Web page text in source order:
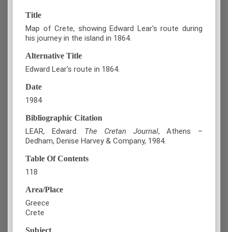
Title
Map of Crete, showing Edward Lear's route during
his journey in the island in 1864.
Alternative Title
Edward Lear's route in 1864.
Date
1984
Bibliographic Citation
LEAR, Edward. The Cretan Journal, Athens –
Dedham, Denise Harvey & Company, 1984.
Table Of Contents
118
Area/Place
Greece
Crete
Subject